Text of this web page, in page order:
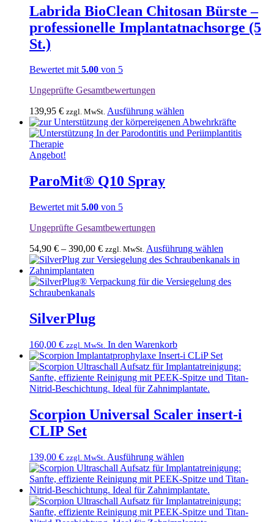
Labrida BioClean Chitosan Bürste –
professionelle Implantatnachsorge (5
St.)
Bewertet mit5.00 von 5
Ungeprüfte Gesamtbewertungen
139,95 € zzgl. MwSt. Ausführung wählen
Produkt
weist
gewählt
werden
Angebot!
ParoMit® Q10 Spray
Bewertet mit 5.00 von 5
Ungeprüfte Gesamtbewertungen
54,90 € – 390,00 € zzgl. MwSt. Ausführung wählen
Produkt
mehrere
der
Produktseite
gewählt
SilverPlug
160,00 € zzgl. MwSt. In den Warenkorb
Scorpion Universal Scaler insert-i
CLIP Set
139,00 € zzgl. MwSt. Ausführung wählen
Produkt
weist
mehrere
Varianten
auf.